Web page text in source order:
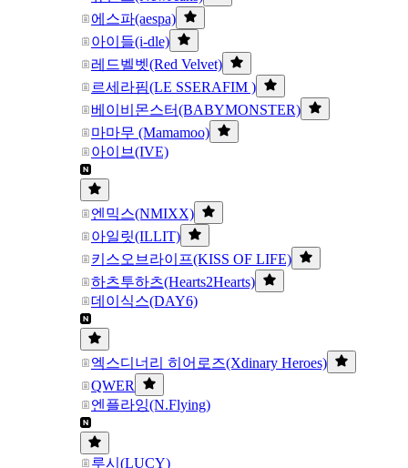
에스파(aespa)
아이들(i-dle)
레드벨벳(Red Velvet)
르세라핌(LE SSERAFIM )
베이비몬스터(BABYMONSTER)
마마무 (Mamamoo)
아이브(IVE)
엔믹스(NMIXX)
아일릿(ILLIT)
키스오브라이프(KISS OF LIFE)
하츠투하츠(Hearts2Hearts)
데이식스(DAY6)
엑스디너리 히어로즈(Xdinary Heroes)
QWER
엔플라잉(N.Flying)
루시(LUCY)